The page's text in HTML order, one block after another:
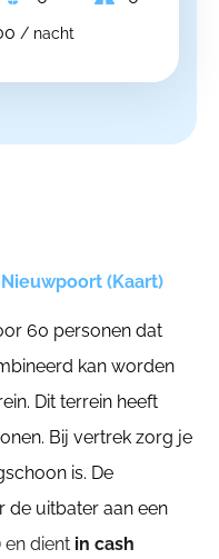
/ nacht
(Kaart)
60 personen dat
kan worden
Dit terrein heeft
Bij vertrek zorg je
is. De
de uitbater aan een
en dient in cash